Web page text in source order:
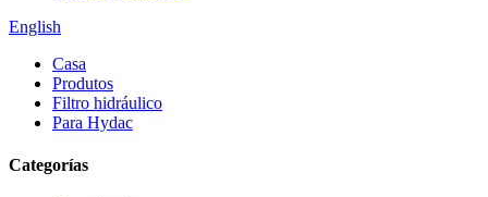
English
Casa
Produtos
Filtro hidráulico
Para Hydac
Categorías